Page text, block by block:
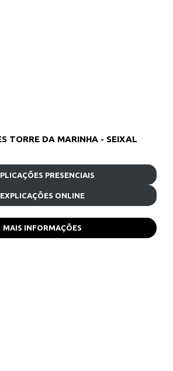
TORRE DA MARINHA - SEIXAL
PRESENCIAIS
EXPLICAÇÕES ONLINE
MAIS INFORMAÇÕES